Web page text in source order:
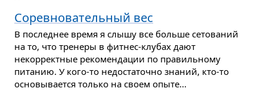
Соревновательный вес
В последнее время я слышу все больше сетований
на то, что тренеры в фитнес-клубах дают
некорректные рекомендации по правильному
питанию. У кого-то недостаточно знаний, кто-то
основывается только на своем опыте...